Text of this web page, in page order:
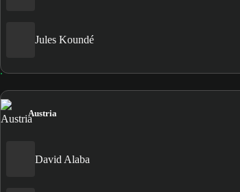
Jules Koundé
Austria
David Alaba